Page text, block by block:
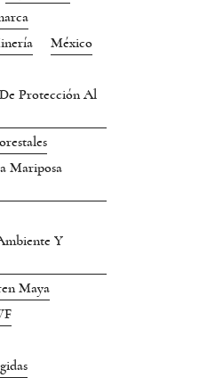
México
Protección Al
Mariposa
Y
Maya